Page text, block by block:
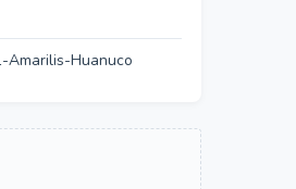
Amarilis-Huanuco